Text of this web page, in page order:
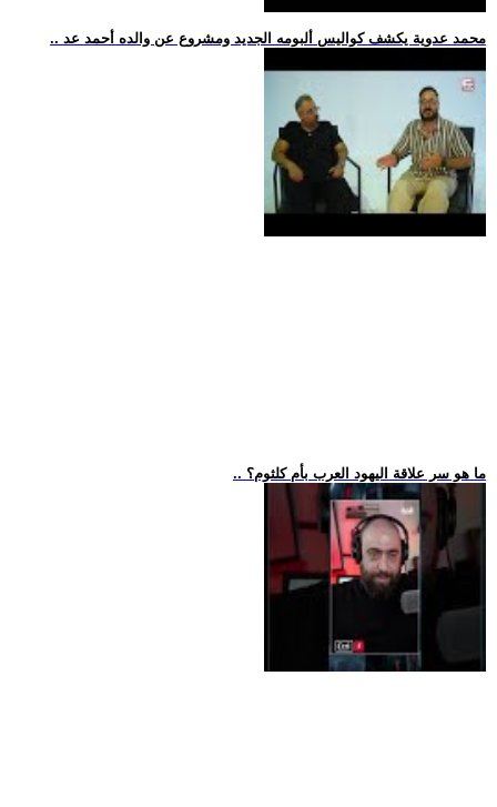
.. محمد عدوية يكشف كواليس ألبومه الجديد ومشروع عن والده أحمد عد
.. ما هو سر علاقة اليهود العرب بأم كلثوم؟